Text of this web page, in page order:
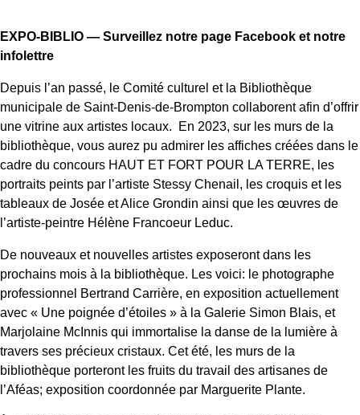
EXPO-BIBLIO — Surveillez notre page Facebook et notre
infolettre
Depuis l’an passé, le Comité culturel et la Bibliothèque
municipale de Saint-Denis-de-Brompton collaborent afin d’offrir
une vitrine aux artistes locaux. En 2023, sur les murs de la
bibliothèque, vous aurez pu admirer les affiches créées dans le
cadre du concours HAUT ET FORT POUR LA TERRE, les
portraits peints par l’artiste Stessy Chenail, les croquis et les
tableaux de Josée et Alice Grondin ainsi que les œuvres de
l’artiste-peintre Hélène Francoeur Leduc.
De nouveaux et nouvelles artistes exposeront dans les
prochains mois à la bibliothèque. Les voici: le photographe
professionnel Bertrand Carrière, en exposition actuellement
avec « Une poignée d’étoiles » à la Galerie Simon Blais, et
Marjolaine McInnis qui immortalise la danse de la lumière à
travers ses précieux cristaux. Cet été, les murs de la
bibliothèque porteront les fruits du travail des artisanes de
l’Aféas; exposition coordonnée par Marguerite Plante.